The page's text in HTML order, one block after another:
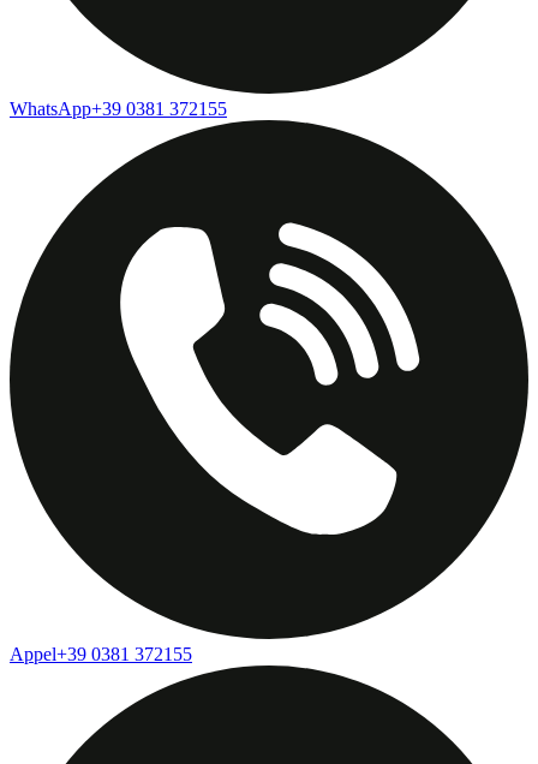
WhatsApp+39 0381 372155
Appel+39 0381 372155